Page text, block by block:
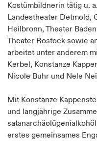
Kostümbildnerin tätig u.
Landestheater Detmold,
Heilbronn, Theater
Theater Rostock sowie
arbeitet unter anderem
Kerbel, Konstanze
Nicole Buhr und Nele
Mit Konstanze
und langjährige
erstes gemeinsames